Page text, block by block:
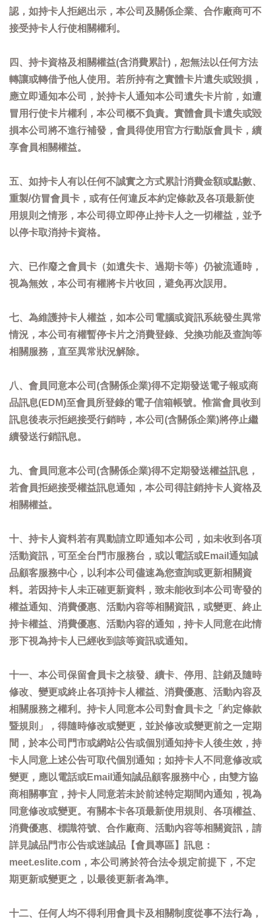
認，如持卡人拒絕出示，本公司及關係企業、合作廠商可不
接受持卡人行使相關權利。
四、持卡資格及相關權益(含消費累計)，恕無法以任何方法
轉讓或轉借予他人使用。若所持有之實體卡片遺失或毀損，
應立即通知本公司，於持卡人通知本公司遺失卡片前，如遭
冒用行使卡片權利，本公司概不負責。實體會員卡遺失或毀
損本公司將不進行補發，會員得使用官方行動版會員卡，續
享會員相關權益。
五、如持卡人有以任何不誠實之方式累計消費金額或點數、
重製/仿冒會員卡，或有任何違反本約定條款及各項最新使
用規則之情形，本公司得立即停止持卡人之一切權益，並予
以停卡取消持卡資格。
六、已作廢之會員卡（如遺失卡、過期卡等）仍被流通時，
視為無效，本公司有權將卡片收回，避免再次誤用。
七、為維護持卡人權益，如本公司電腦或資訊系統發生異常
情況，本公司有權暫停卡片之消費登錄、兌換功能及查詢等
相關服務，直至異常狀況解除。
八、會員同意本公司(含關係企業)得不定期發送電子報或商
品訊息(EDM)至會員所登錄的電子信箱帳號。惟當會員收到
訊息後表示拒絕接受行銷時，本公司(含關係企業)將停止繼
續發送行銷訊息。
九、會員同意本公司(含關係企業)得不定期發送權益訊息，
若會員拒絕接受權益訊息通知，本公司得註銷持卡人資格及
相關權益。
十、持卡人資料若有異動請立即通知本公司，如未收到各項
活動資訊，可至全台門市服務台，或以電話或Email通知誠
品顧客服務中心，以利本公司儘速為您查詢或更新相關資
料。若因持卡人未正確更新資料，致未能收到本公司寄發的
權益通知、消費優惠、活動內容等相關資訊，或變更、終止
持卡權益、消費優惠、活動內容的通知，持卡人同意在此情
形下視為持卡人已經收到該等資訊或通知。
十一、本公司保留會員卡之核發、續卡、停用、註銷及隨時
修改、變更或終止各項持卡人權益、消費優惠、活動內容及
相關服務之權利。持卡人同意本公司對會員卡之「約定條款
暨規則」，得隨時修改或變更，並於修改或變更前之一定期
間，於本公司門市或網站公告或個別通知持卡人後生效，持
卡人同意上述公告可取代個別通知；如持卡人不同意修改或
變更，應以電話或Email通知誠品顧客服務中心，由雙方協
商相關事宜，持卡人同意若未於前述特定期間內通知，視為
同意修改或變更。有關本卡各項最新使用規則、各項權益、
消費優惠、標識符號、合作廠商、活動內容等相關資訊，請
詳見誠品門市公告或迷誠品【會員專區】訊息：
meet.eslite.com，本公司將於符合法令規定前提下，不定
期更新或變更之，以最後更新者為準。
十二、任何人均不得利用會員卡及相關制度從事不法行為，